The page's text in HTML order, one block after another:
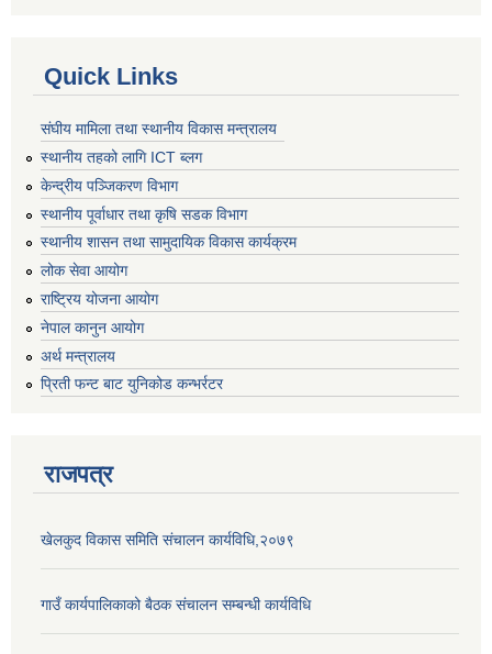
Quick Links
संघीय मामिला तथा स्थानीय विकास मन्त्रालय
स्थानीय तहको लागि ICT ब्लग
केन्द्रीय पञ्जिकरण विभाग
स्थानीय पूर्वाधार तथा कृषि सडक विभाग
स्थानीय शासन तथा सामुदायिक विकास कार्यक्रम
लोक सेवा आयोग
राष्ट्रिय योजना आयोग
नेपाल कानुन आयोग
अर्थ मन्त्रालय
प्रिती फन्ट बाट युनिकोड कन्भर्रटर
राजपत्र
खेलकुद विकास समिति संचालन कार्यविधि,२०७९
गाउँ कार्यपालिकाको बैठक संचालन सम्बन्धी कार्यविधि